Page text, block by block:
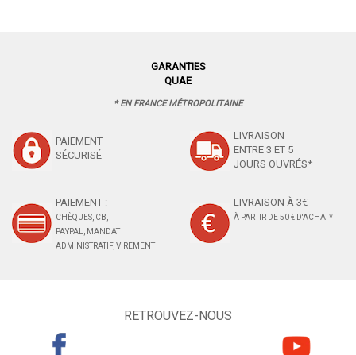
GARANTIES
QUAE
* EN FRANCE MÉTROPOLITAINE
PAIEMENT
SÉCURISÉ
LIVRAISON
ENTRE 3 ET 5
JOURS OUVRÉS*
PAIEMENT :
CHÈQUES, CB,
PAYPAL, MANDAT
ADMINISTRATIF, VIREMENT
LIVRAISON À 3€
À PARTIR DE 50 € D'ACHAT*
RETROUVEZ-NOUS